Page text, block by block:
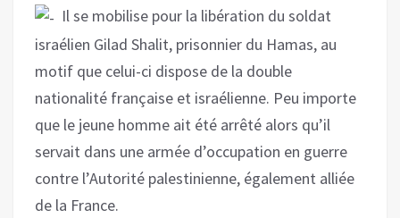
Il se mobilise pour la libération du soldat
israélien Gilad Shalit, prisonnier du Hamas, au
motif que celui-ci dispose de la double
nationalité française et israélienne. Peu importe
que le jeune homme ait été arrêté alors qu’il
servait dans une armée d’occupation en guerre
contre l’Autorité palestinienne, également alliée
de la France.